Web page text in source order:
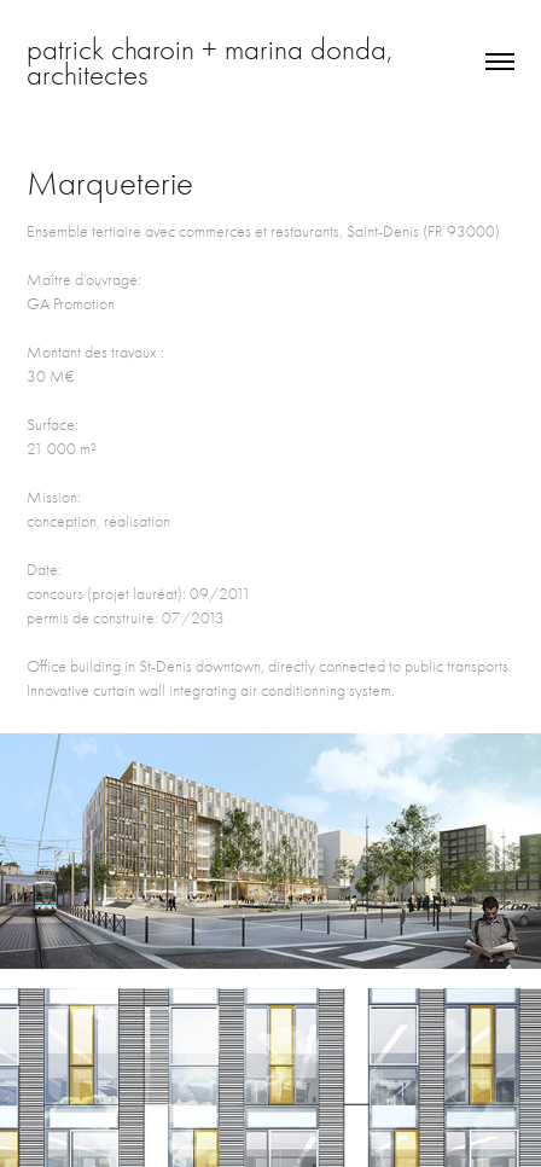
patrick charoin + marina donda,
architectes
Marqueterie
Ensemble tertiaire avec commerces et restaurants, Saint-Denis (FR 93000)
Maître d’ouvrage:
GA Promotion
Montant des travaux :
30 M€
Surface:
21 000 m²
Mission:
conception, réalisation
Date:
concours (projet lauréat): 09/2011
permis de construire: 07/2013
Office building in St-Denis downtown, directly connected to public transports.
Innovative curtain wall integrating air conditionning system.